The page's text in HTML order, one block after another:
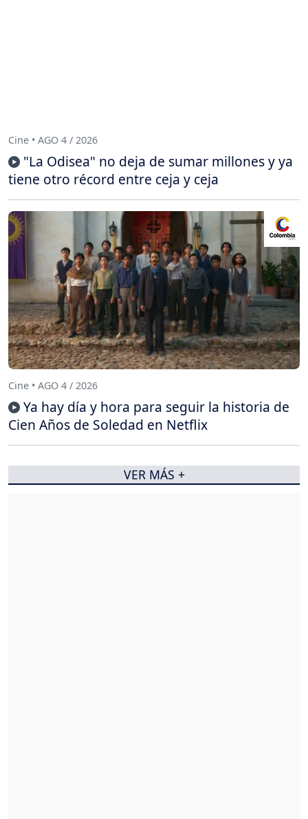
Cine • AGO 4 / 2026
"La Odisea" no deja de sumar millones y ya
tiene otro récord entre ceja y ceja
Cine • AGO 4 / 2026
Ya hay día y hora para seguir la historia de
Cien Años de Soledad en Netflix
VER MÁS +